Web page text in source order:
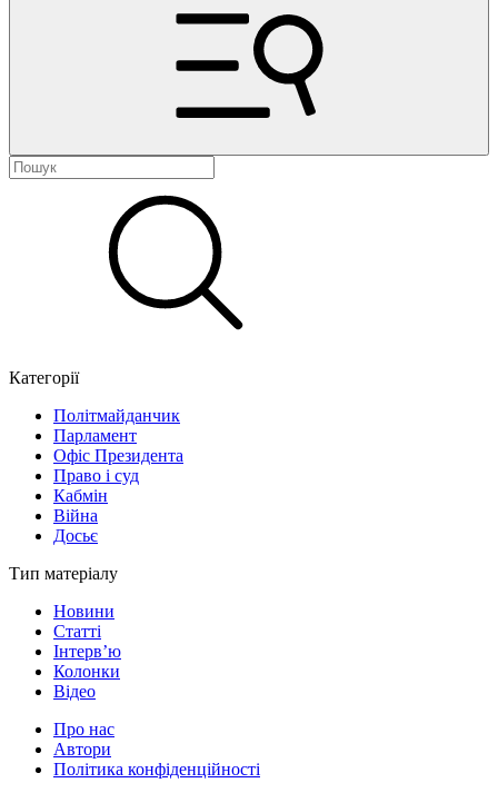
Категорії
Політмайданчик
Парламент
Офіс Президента
Право і суд
Кабмін
Війна
Досьє
Тип матеріалу
Новини
Статті
Інтерв’ю
Колонки
Відео
Про нас
Автори
Політика конфіденційності